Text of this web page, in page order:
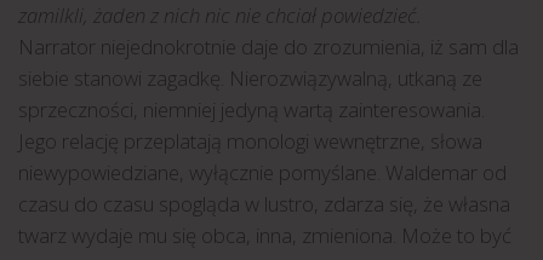
zamilkli, żaden z nich nic nie chciał powiedzieć.
Narrator niejednokrotnie daje do zrozumienia, iż sam dla
siebie stanowi zagadkę. Nierozwiązywalną, utkaną ze
sprzeczności, niemniej jedyną wartą zainteresowania.
Jego relację przeplatają monologi wewnętrzne, słowa
niewypowiedziane, wyłącznie pomyślane. Waldemar od
czasu do czasu spogląda w lustro, zdarza się, że własna
twarz wydaje mu się obca, inna, zmieniona. Może to być